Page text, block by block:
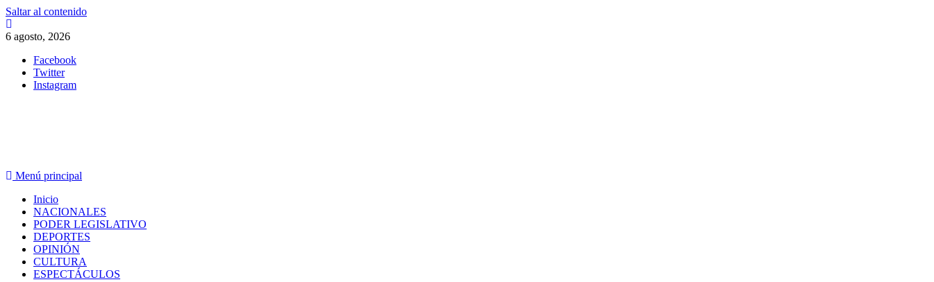
Saltar al contenido
6 agosto, 2026
Facebook
Twitter
Instagram
Menú principal
Inicio
NACIONALES
PODER LEGISLATIVO
DEPORTES
OPINIÓN
CULTURA
ESPECTÁCULOS